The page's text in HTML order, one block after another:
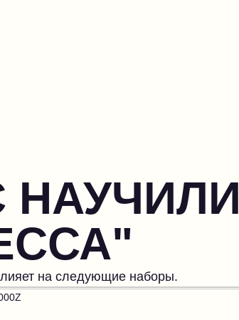
НАУЧИЛИ
на следующие наборы.